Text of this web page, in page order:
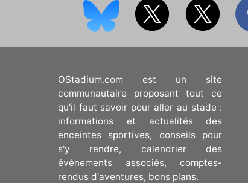
OStadium.com est un site
communautaire proposant tout ce
qu'il faut savoir pour aller au stade :
informations et actualités des
enceintes sportives, conseils pour
s'y rendre, calendrier des
événements associés, comptes-
rendus d'aventures, bons plans.